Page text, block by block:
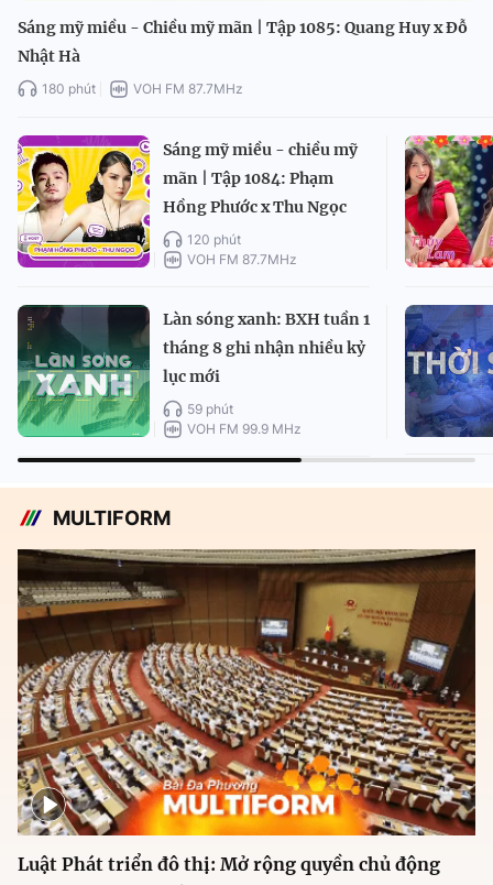
Sáng mỹ miều - Chiều mỹ mãn | Tập 1085: Quang Huy x Đỗ
Nhật Hà
180 phút VOH FM 87.7MHz
Sáng mỹ miều - chiều mỹ
mãn | Tập 1084: Phạm
Hồng Phước x Thu Ngọc
120 phút
VOH FM 87.7MHz
Làn sóng xanh: BXH tuần 1
tháng 8 ghi nhận nhiều kỷ
lục mới
59 phút
VOH FM 99.9 MHz
MULTIFORM
Luật Phát triển đô thị: Mở rộng quyền chủ động